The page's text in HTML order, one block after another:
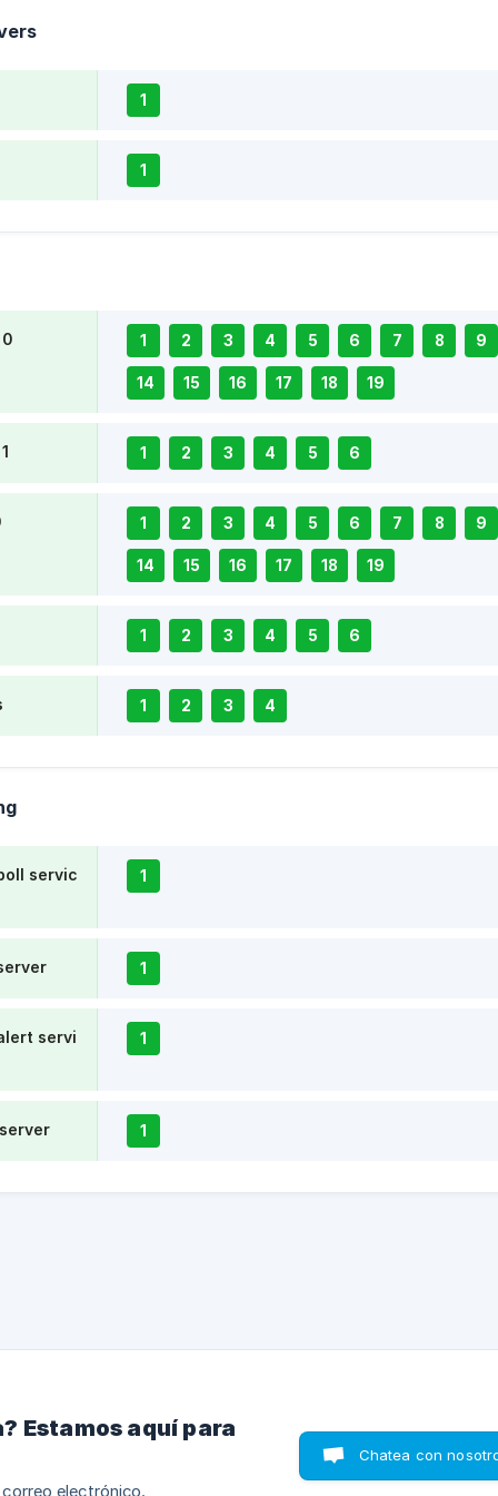
1
1
1 2 3 4 5 6 7 8 9
14 15 16 17 18 19
1 2 3 4 5 6
1 2 3 4 5 6 7 8 9
14 15 16 17 18 19
1 2 3 4 5 6
1 2 3 4
servic 1
1
servi 1
1
Estamos aquí para
electrónico.
Chatea con